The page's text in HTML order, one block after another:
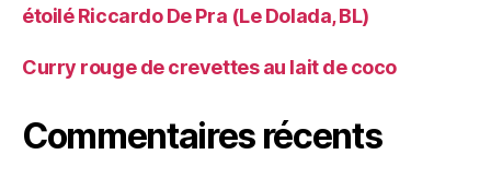
étoilé Riccardo De Pra (Le Dolada, BL)
Curry rouge de crevettes au lait de coco
Commentaires récents